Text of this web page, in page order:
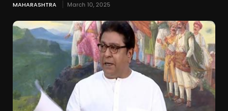
MAHARASHTRA March 10, 2025